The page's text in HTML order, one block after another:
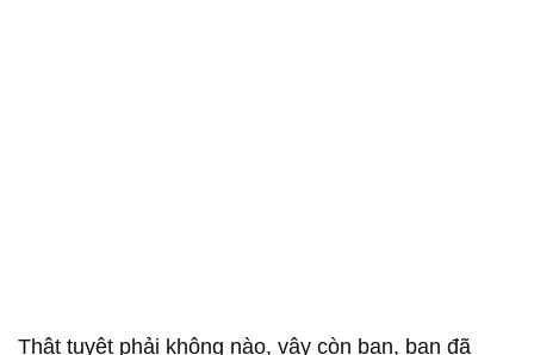
Thật tuyệt phải không nào, vậy còn bạn, bạn đã